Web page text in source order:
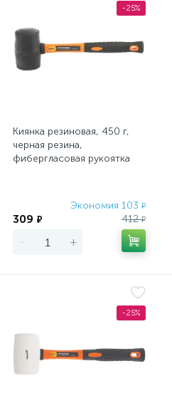
-25%
Киянка резиновая, 450 г,
черная резина,
фибергласовая рукоятка
Экономия 103 ₽
309 ₽ 412₽
- +
-25%